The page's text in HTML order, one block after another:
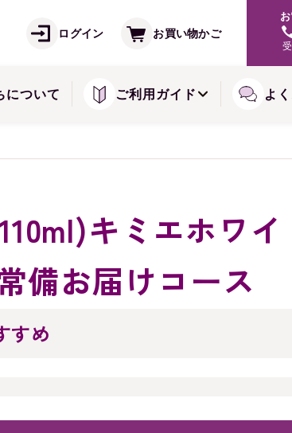
ログイン お買い物かご
痛み・肌トラブルの緩和に
について ご利用ガイド
常備お届けコースについて
よ
キミエホワ
備お届けコース
すめ